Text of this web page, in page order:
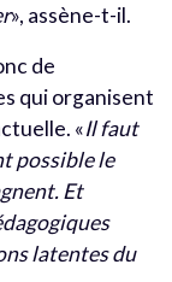
», assène-t-il.
de
qui organisent
«Il faut
possible le
Et
latentes du